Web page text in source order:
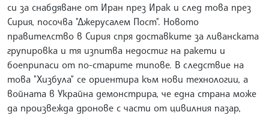
си за снабдяване от Иран през Ирак и след това през
Сирия, посочва "Джерусалем Пост". Новото
правителство в Сирия спря доставките за ливанската
групировка и тя изпитва недостиг на ракети и
боеприпаси от по-старите типове. В следствие на
това "Хизбула" се ориентира към нови технологии, а
войната в Украйна демонстрира, че една страна може
да произвежда дронове с части от цивилния пазар,